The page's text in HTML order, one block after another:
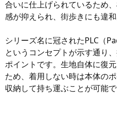
合いに仕上げられているため
感が抑えられ、街歩きにも違和
シリーズ名に冠されたPLC（
というコンセプトが示す通り
ポイントです。生地自体に復
ため、着用しない時は本体の
収納して持ち運ぶことが可能で